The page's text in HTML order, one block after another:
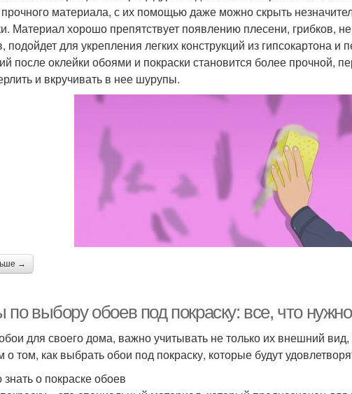
прочного материала, с их помощью даже можно скрыть
Материал хорошо препятствует появлению плесени, грибков,
подойдет для укрепления легких конструкций из гипсокартона и
после оклейки обоями и покраски становится более прочной,
и вкручивать в нее шурупы.
→
по выбору обоев под покраску: все, что
для своего дома, важно учитывать не только их внешний вид,
о том, как выбрать обои под покраску, которые будут
о покраске обоев